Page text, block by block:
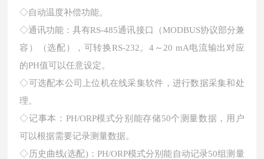
◇自动温度补偿功能。
◇通讯功能：具有RS-485通讯接口（MODBUS协议部分兼
容）（选配），可转换RS-232。4～20 mA电流输出对应
的PH值可以任意设定。
◇可选配本公司上位机在线采集软件，进行数据采集和处
理。
◇记事本：PH/ORP模式分别能存储50个测量数据，用户
可以根据需要记录测量数据。
◇历史曲线(选配)：PH/ORP模式分别能自动记录50组测量